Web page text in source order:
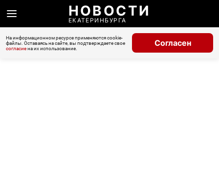
НОВОСТИ
ЕКАТЕРИНБУРГА
На информационном ресурсе применяются cookie-
файлы. Оставаясь на сайте, вы подтверждаете свое
согласиена их использование.
Согласен